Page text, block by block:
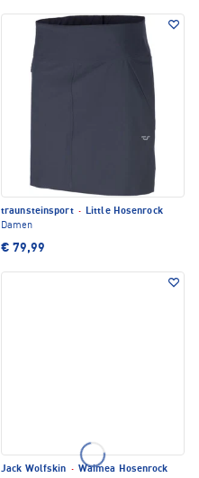
traunsteinsport · Little Hosenrock
Damen
€ 79,99
Jack Wolfskin · Waimea Hosenrock